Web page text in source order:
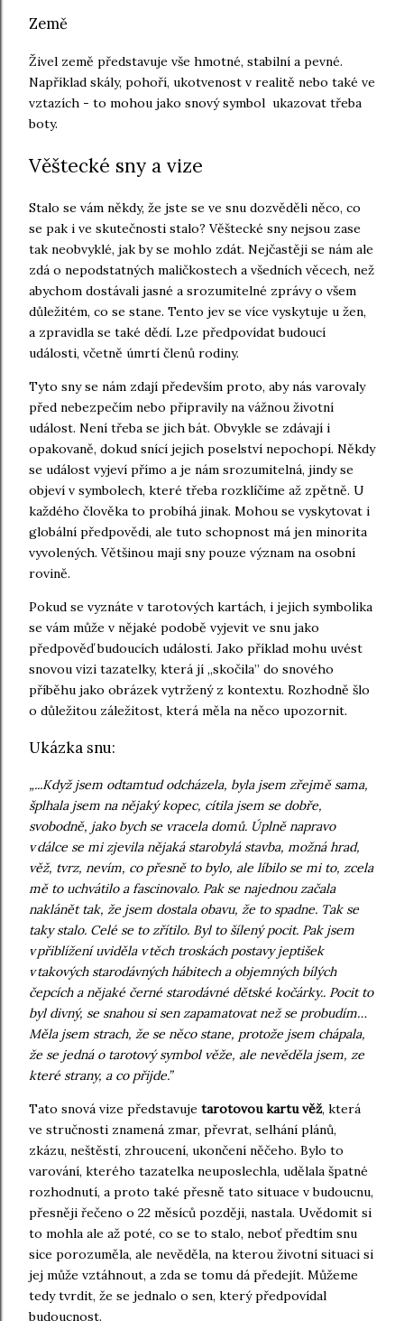
Země
Živel země představuje vše hmotné, stabilní a pevné.
Například skály, pohoří, ukotvenost v realitě nebo také ve
vztazích - to mohou jako snový symbol ukazovat třeba
boty.
Věštecké sny a vize
Stalo se vám někdy, že jste se ve snu dozvěděli něco, co
se pak i ve skutečnosti stalo? Věštecké sny nejsou zase
tak neobvyklé, jak by se mohlo zdát. Nejčastěji se nám ale
zdá o nepodstatných maličkostech a všedních věcech, než
abychom dostávali jasné a srozumitelné zprávy o všem
důležitém, co se stane. Tento jev se více vyskytuje u žen,
a zpravidla se také dědí. Lze předpovídat budoucí
události, včetně úmrtí členů rodiny.
Tyto sny se nám zdají především proto, aby nás varovaly
před nebezpečím nebo připravily na vážnou životní
událost. Není třeba se jich bát. Obvykle se zdávají i
opakovaně, dokud snící jejich poselství nepochopí. Někdy
se událost vyjeví přímo a je nám srozumitelná, jindy se
objeví v symbolech, které třeba rozklíčíme až zpětně. U
každého člověka to probíhá jinak. Mohou se vyskytovat i
globální předpovědi, ale tuto schopnost má jen minorita
vyvolených. Většinou mají sny pouze význam na osobní
rovině.
Pokud se vyznáte v tarotových kartách, i jejich symbolika
se vám může v nějaké podobě vyjevit ve snu jako
předpověď budoucích událostí. Jako příklad mohu uvést
snovou vizi tazatelky, která jí „skočila” do snového
příběhu jako obrázek vytržený z kontextu. Rozhodně šlo
o důležitou záležitost, která měla na něco upozornit.
Ukázka snu:
„...Když jsem odtamtud odcházela, byla jsem zřejmě sama,
šplhala jsem na nějaký kopec, cítila jsem se dobře,
svobodně, jako bych se vracela domů. Úplně napravo
v dálce se mi zjevila nějaká starobylá stavba, možná hrad,
věž, tvrz, nevím, co přesně to bylo, ale líbilo se mi to, zcela
mě to uchvátilo a fascinovalo. Pak se najednou začala
naklánět tak, že jsem dostala obavu, že to spadne. Tak se
taky stalo. Celé se to zřítilo. Byl to šílený pocit. Pak jsem
v přiblížení uviděla v těch troskách postavy jeptišek
v takových starodávných hábitech a objemných bílých
čepcích a nějaké černé starodávné dětské kočárky.. Pocit to
byl divný, se snahou si sen zapamatovat než se probudím…
Měla jsem strach, že se něco stane, protože jsem chápala,
že se jedná o tarotový symbol věže, ale nevěděla jsem, ze
které strany, a co přijde.”
Tato snová vize představuje tarotovou kartu věž, která
ve stručnosti znamená zmar, převrat, selhání plánů,
zkázu, neštěstí, zhroucení, ukončení něčeho. Bylo to
varování, kterého tazatelka neuposlechla, udělala špatné
rozhodnutí, a proto také přesně tato situace v budoucnu,
přesněji řečeno o 22 měsíců později, nastala. Uvědomit si
to mohla ale až poté, co se to stalo, neboť předtím snu
sice porozuměla, ale nevěděla, na kterou životní situaci si
jej může vztáhnout, a zda se tomu dá předejít. Můžeme
tedy tvrdit, že se jednalo o sen, který předpovídal
budoucnost.